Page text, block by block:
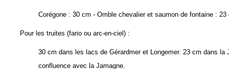
Corégone : 30 cm - Omble chevalier et saumon de fontaine : 23
Pour les truites (fario ou arc-en-ciel) :
30 cm dans les lacs de Gérardmer et Longemer. 23 cm dans la
confluence avec la Jamagne.